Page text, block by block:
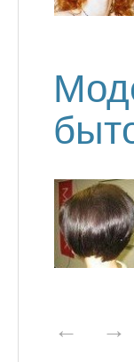
← →